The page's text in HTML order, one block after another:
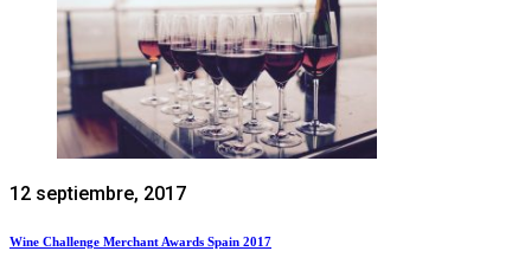
12 septiembre, 2017
Wine Challenge Merchant Awards Spain 2017